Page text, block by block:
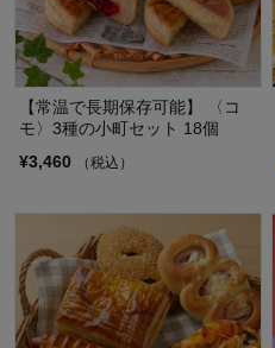
【常温で長期保存可能】 〈コ
モ〉3種の小町セット 18個
¥3,460
（税込）